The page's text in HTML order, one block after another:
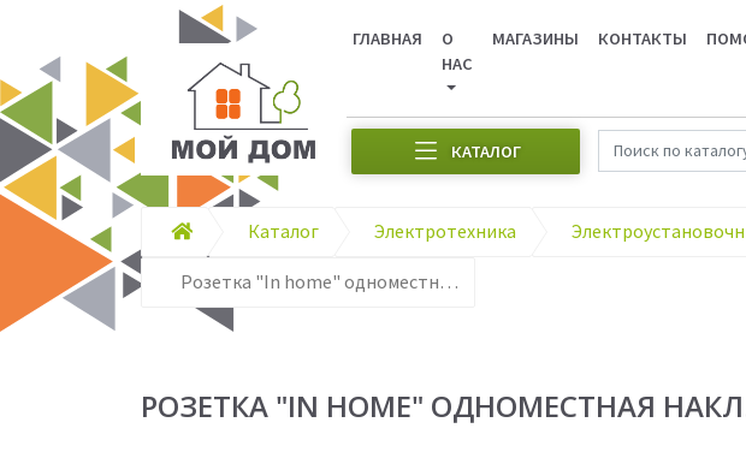
ГЛАВНАЯ
О
НАС
МАГАЗИНЫ КОНТАКТЫ
КАТАЛОГ
Каталог Электротехника
Розетка "In home" одноместная накл.bolleto белая 7022-w
РОЗЕТКА "IN HOME" ОДНОМЕСТНАЯ